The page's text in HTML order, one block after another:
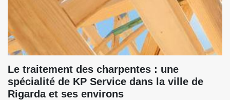
Le traitement des charpentes : une
spécialité de KP Service dans la ville de
Rigarda et ses environs